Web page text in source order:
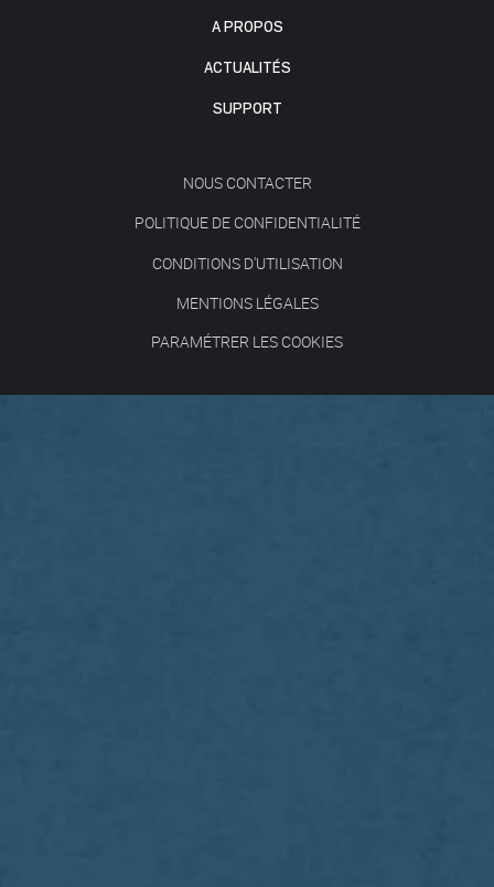
A PROPOS
ACTUALITÉS
SUPPORT
NOUS CONTACTER
POLITIQUE DE CONFIDENTIALITÉ
CONDITIONS D'UTILISATION
MENTIONS LÉGALES
PARAMÉTRER LES COOKIES